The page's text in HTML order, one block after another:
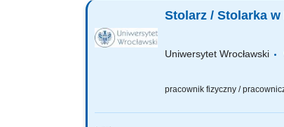
Stolarz / Stolarka
Uniwersytet Wrocławski
pracownik fizyczny /